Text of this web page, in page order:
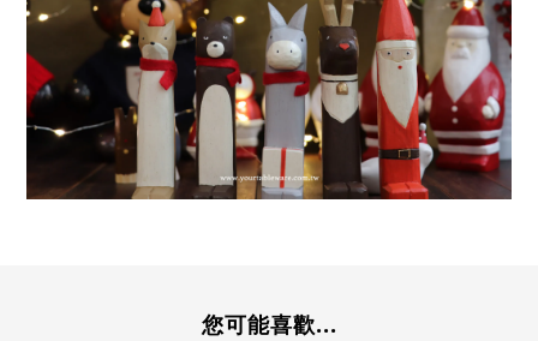
您可能喜歡...